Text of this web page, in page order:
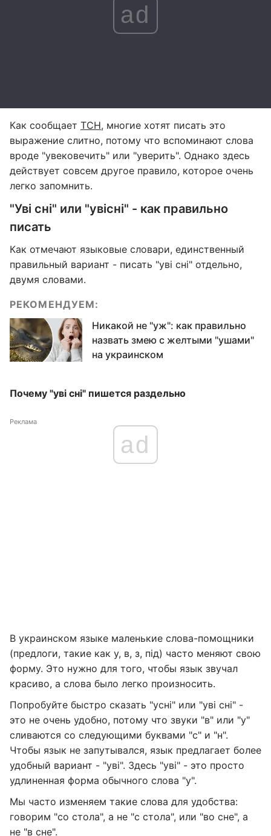
ad
Как сообщает ТСН, многие хотят писать это
выражение слитно, потому что вспоминают слова
вроде "увековечить" или "уверить". Однако здесь
действует совсем другое правило, которое очень
легко запомнить.
"Уві сні" или "увісні" - как правильно
писать
Как отмечают языковые словари, единственный
правильный вариант - писать "уві сні" отдельно,
двумя словами.
РЕКОМЕНДУЕМ:
Никакой не "уж": как правильно
назвать змею с желтыми "ушами"
на украинском
Почему "уві сні" пишется раздельно
Реклама
ad
В украинском языке маленькие слова-помощники
(предлоги, такие как у, в, з, під) часто меняют свою
форму. Это нужно для того, чтобы язык звучал
красиво, а слова было легко произносить.
Попробуйте быстро сказать "усні" или "уві сні" -
это не очень удобно, потому что звуки "в" или "у"
сливаются со следующими буквами "с" и "н".
Чтобы язык не запутывался, язык предлагает более
удобный вариант - "уві". Здесь "уві" - это просто
удлиненная форма обычного слова "у".
Мы часто изменяем такие слова для удобства:
говорим "со стола", а не "с стола", или "во сне", а
не "в сне".